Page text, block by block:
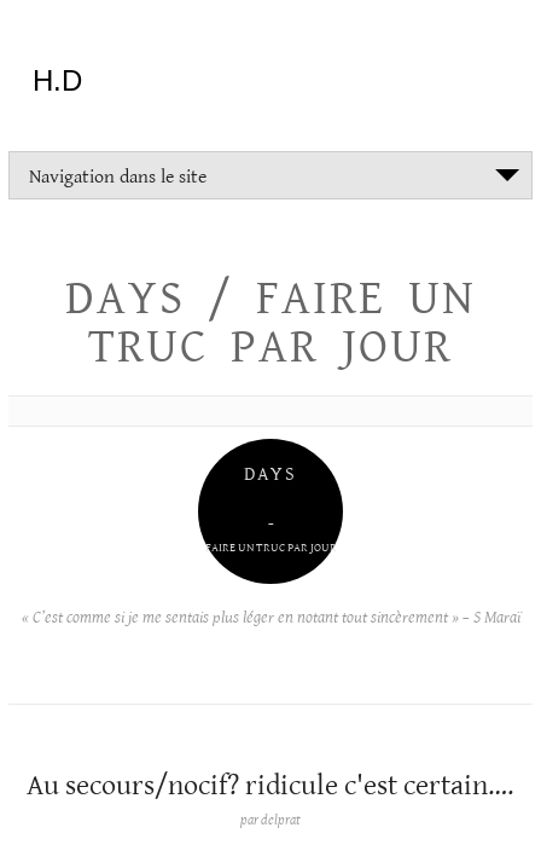
H.D
Navigation dans le site
DAYS / FAIRE UN
TRUC PAR JOUR
DAYS
–
FAIRE UN TRUC PAR JOUR
« C’est comme si je me sentais plus léger en notant tout sincèrement » – S Maraï
Au secours/nocif? ridicule c'est certain….
pardelprat